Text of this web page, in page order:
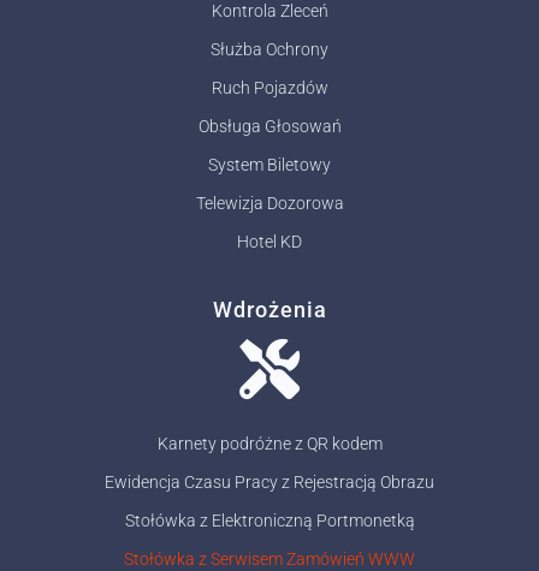
Kontrola Zleceń
Służba Ochrony
Ruch Pojazdów
Obsługa Głosowań
System Biletowy
Telewizja Dozorowa
Hotel KD
Wdrożenia
Karnety podróżne z QR kodem
Ewidencja Czasu Pracy z Rejestracją Obrazu
Stołówka z Elektroniczną Portmonetką
Stołówka z Serwisem Zamówień WWW